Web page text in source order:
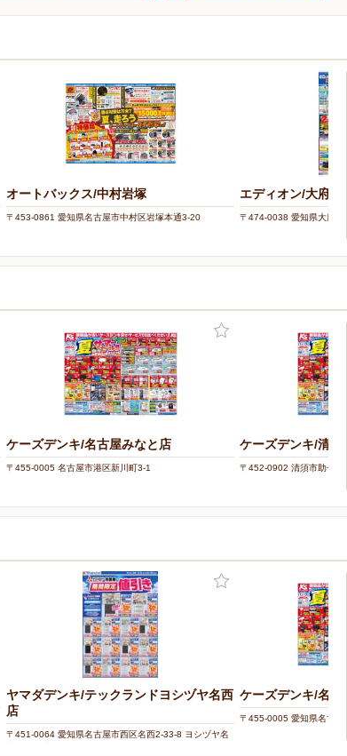
オートバックス/中村岩塚
〒453-0861 愛知県名古屋市中村区岩塚本通3-20
エディオン/大府店
〒474-0038 愛知県大府市
ケーズデンキ/名古屋みなと店
〒455-0005 名古屋市港区新川町3-1
ケーズデンキ/清須店
〒452-0902 清須市助七芳
ヤマダデンキ/テックランドヨシヅヤ名西
店
〒451-0064 愛知県名古屋市西区名西2-33-8 ヨシヅヤ名
ケーズデンキ/名古
〒455-0005 愛知県名古屋